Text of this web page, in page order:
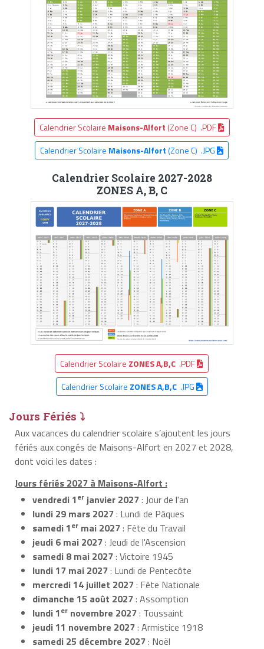
Calendrier Scolaire Maisons-Alfort (Zone C) .PDF
Calendrier Scolaire Maisons-Alfort(Zone C) .JPG
Calendrier Scolaire 2027-2028
ZONES A, B, C
Calendrier Scolaire ZONES A,B,C .PDF
Calendrier Scolaire ZONES A,B,C.JPG
Jours Fériés ⤵
Aux vacances du calendrier scolaire s’ajoutent les jours
fériés aux congés de Maisons-Alfort en 2027 et 2028,
dont voici les dates :
Jours fériés 2027 à Maisons-Alfort :
vendredi 1er janvier 2027: Jour de l'an
lundi 29 mars 2027: Lundi de Pâques
samedi 1er mai 2027: Fête du Travail
jeudi 6 mai 2027: Jeudi de l'Ascension
samedi 8 mai 2027: Victoire 1945
lundi 17 mai 2027: Lundi de Pentecôte
mercredi 14 juillet 2027: Fête Nationale
dimanche 15 août 2027: Assomption
lundi 1er novembre 2027: Toussaint
jeudi 11 novembre 2027: Armistice 1918
samedi 25 décembre 2027: Noël